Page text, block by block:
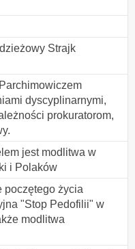
Strajk
dyscyplinarnymi,
prokuratorom,
jest modlitwa w
i Polaków
poczętego życia
"Stop Pedofilii" w
modlitwa